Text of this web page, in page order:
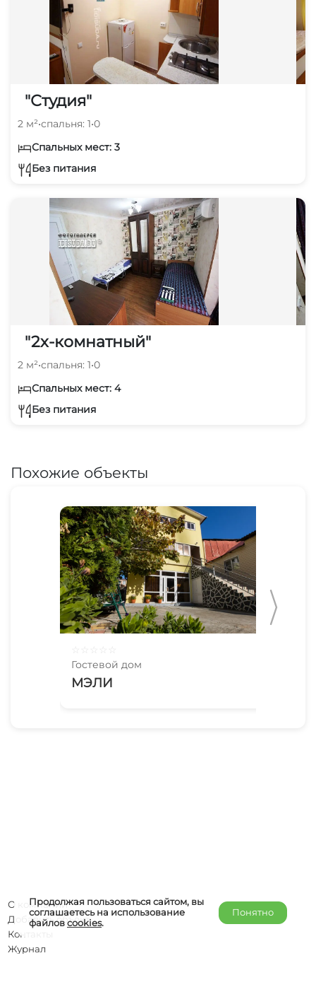
"Студия"
2 м²•спальня: 1•0
Спальных мест: 3
Без питания
"2х-комнатный"
2 м²•спальня: 1•0
Спальных мест: 4
Без питания
Похожие объекты
Гостевой дом
МЭЛИ
Продолжая пользоваться сайтом, вы
соглашаетесь на использование
файловcookies.
Понятно
О компании
Добавить объект
Контакты
Журнал